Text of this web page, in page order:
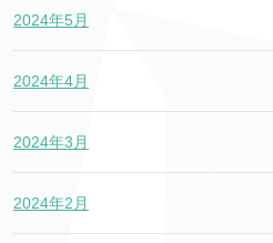
2024年5月
2024年4月
2024年3月
2024年2月